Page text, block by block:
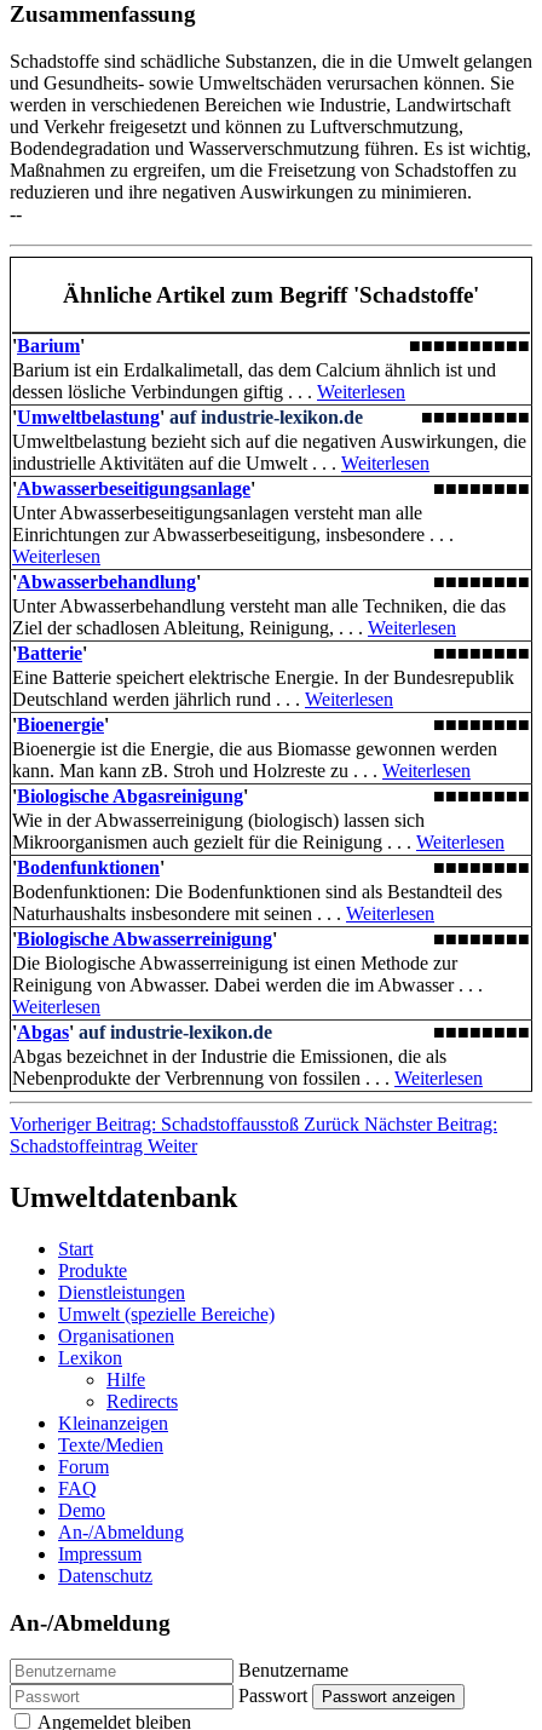
Zusammenfassung
Schadstoffe sind schädliche Substanzen, die in die Umwelt gelangen
und Gesundheits- sowie Umweltschäden verursachen können. Sie
werden in verschiedenen Bereichen wie Industrie, Landwirtschaft
und Verkehr freigesetzt und können zu Luftverschmutzung,
Bodendegradation und Wasserverschmutzung führen. Es ist wichtig,
Maßnahmen zu ergreifen, um die Freisetzung von Schadstoffen zu
reduzieren und ihre negativen Auswirkungen zu minimieren.
--
Ähnliche Artikel zum Begriff 'Schadstoffe'
'Barium'
■■■■■■■■■■
Barium ist ein Erdalkalimetall, das dem Calcium ähnlich ist und
dessen lösliche Verbindungen giftig . . . Weiterlesen
'Umweltbelastung' auf industrie-lexikon.de
■■■■■■■■■
Umweltbelastung bezieht sich auf die negativen Auswirkungen, die
industrielle Aktivitäten auf die Umwelt . . . Weiterlesen
'Abwasserbeseitigungsanlage'
■■■■■■■■
Unter Abwasserbeseitigungsanlagen versteht man alle
Einrichtungen zur Abwasserbeseitigung, insbesondere . . .
Weiterlesen
'Abwasserbehandlung'
■■■■■■■■
Unter Abwasserbehandlung versteht man alle Techniken, die das
Ziel der schadlosen Ableitung, Reinigung, . . . Weiterlesen
'Batterie'
■■■■■■■■
Eine Batterie speichert elektrische Energie. In der Bundesrepublik
Deutschland werden jährlich rund . . . Weiterlesen
'Bioenergie'
■■■■■■■■
Bioenergie ist die Energie, die aus Biomasse gewonnen werden
kann. Man kann zB. Stroh und Holzreste zu . . . Weiterlesen
'Biologische Abgasreinigung'
■■■■■■■■
Wie in der Abwasserreinigung (biologisch) lassen sich
Mikroorganismen auch gezielt für die Reinigung . . . Weiterlesen
'Bodenfunktionen'
■■■■■■■■
Bodenfunktionen: Die Boden­funktionen sind als Bestandteil des
Naturhaushalts insbesondere mit seinen . . . Weiterlesen
'Biologische Abwasserreinigung'
■■■■■■■■
Die Biologische Abwasserreinigung ist einen Methode zur
Reinigung von Abwasser. Dabei werden die im Abwasser . . .
Weiterlesen
'Abgas' auf industrie-lexikon.de
■■■■■■■■
Abgas bezeichnet in der Industrie die Emissionen, die als
Nebenprodukte der Verbrennung von fossilen . . . Weiterlesen
Vorheriger Beitrag: Schadstoffausstoß Zurück Nächster Beitrag:
Schadstoffeintrag Weiter
Umweltdatenbank
Start
Produkte
Dienstleistungen
Umwelt (spezielle Bereiche)
Organisationen
Lexikon
Hilfe
Redirects
Kleinanzeigen
Texte/Medien
Forum
FAQ
Demo
An-/Abmeldung
Impressum
Datenschutz
An-/Abmeldung
Benutzername
Passwort
Passwort anzeigen
Angemeldet bleiben